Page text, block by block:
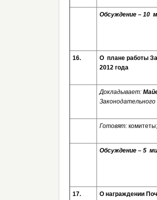
Обсуждение –
16.
О плане работы
2012 года
Докладывает:
Готовят:
Обсуждение – 5
17. О награждении